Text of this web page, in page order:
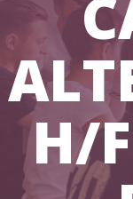
H/